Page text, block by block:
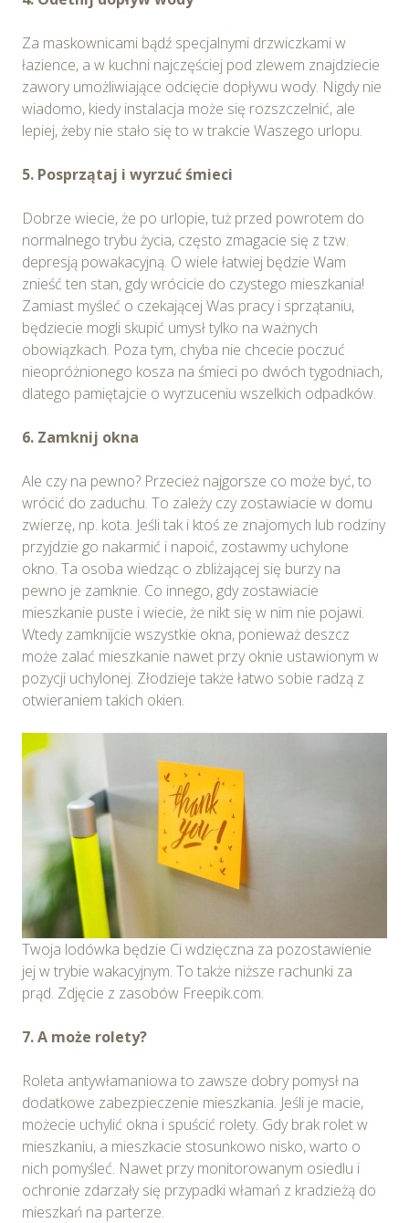
Za maskownicami bądź specjalnymi drzwiczkami w
łazience, a w kuchni najczęściej pod zlewem znajdziecie
zawory umożliwiające odcięcie dopływu wody. Nigdy nie
wiadomo, kiedy instalacja może się rozszczelnić, ale
lepiej, żeby nie stało się to w trakcie Waszego urlopu.
5. Posprzątaj i wyrzuć śmieci
Dobrze wiecie, że po urlopie, tuż przed powrotem do
normalnego trybu życia, często zmagacie się z tzw.
depresją powakacyjną. O wiele łatwiej będzie Wam
znieść ten stan, gdy wrócicie do czystego mieszkania!
Zamiast myśleć o czekającej Was pracy i sprzątaniu,
będziecie mogli skupić umysł tylko na ważnych
obowiązkach. Poza tym, chyba nie chcecie poczuć
nieopróżnionego kosza na śmieci po dwóch tygodniach,
dlatego pamiętajcie o wyrzuceniu wszelkich odpadków.
6. Zamknij okna
Ale czy na pewno? Przecież najgorsze co może być, to
wrócić do zaduchu. To zależy czy zostawiacie w domu
zwierzę, np. kota. Jeśli tak i ktoś ze znajomych lub rodziny
przyjdzie go nakarmić i napoić, zostawmy uchylone
okno. Ta osoba wiedząc o zbliżającej się burzy na
pewno je zamknie. Co innego, gdy zostawiacie
mieszkanie puste i wiecie, że nikt się w nim nie pojawi.
Wtedy zamknijcie wszystkie okna, ponieważ deszcz
może zalać mieszkanie nawet przy oknie ustawionym w
pozycji uchylonej. Złodzieje także łatwo sobie radzą z
otwieraniem takich okien.
Twoja lodówka będzie Ci wdzięczna za pozostawienie
jej w trybie wakacyjnym. To także niższe rachunki za
prąd. Zdjęcie z zasobów Freepik.com.
7. A może rolety?
Roleta antywłamaniowa to zawsze dobry pomysł na
dodatkowe zabezpieczenie mieszkania. Jeśli je macie,
możecie uchylić okna i spuścić rolety. Gdy brak rolet w
mieszkaniu, a mieszkacie stosunkowo nisko, warto o
nich pomyśleć. Nawet przy monitorowanym osiedlu i
ochronie zdarzały się przypadki włamań z kradzieżą do
mieszkań na parterze.